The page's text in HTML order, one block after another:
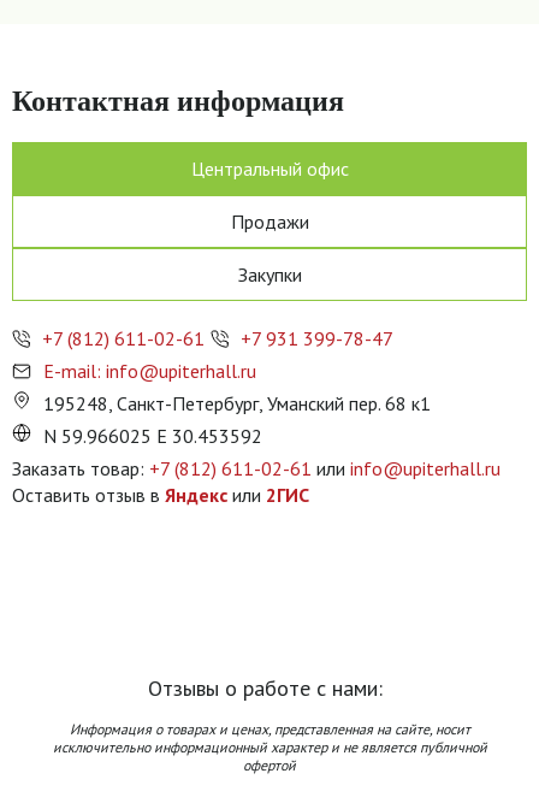
Контактная информация
Центральный офис
Продажи
Закупки
+7 (812) 611-02-61
+7 931 399-78-47
E-mail: info@upiterhall.ru
195248, Санкт-Петербург, Уманский пер. 68 к1
N 59.966025 E 30.453592
Заказать товар: +7 (812) 611-02-61 или info@upiterhall.ru
Оставить отзыв в Яндекс или 2ГИС
Отзывы о работе с нами:
Информация о товарах и ценах, представленная на сайте, носит
исключительно информационный характер и не является публичной
офертой